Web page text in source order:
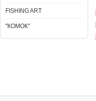
FISHING ART
"КОМОК"